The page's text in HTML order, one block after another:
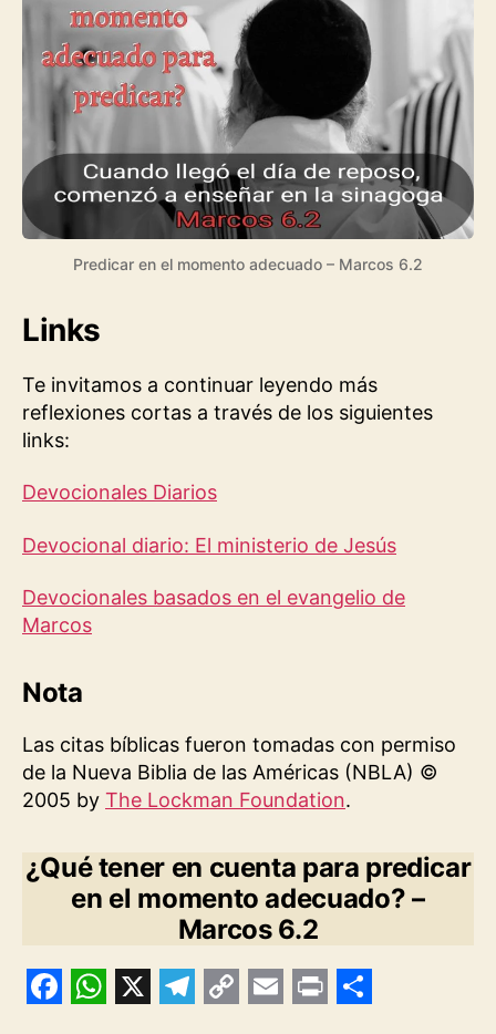
Predicar en el momento adecuado – Marcos 6.2
Links
Te invitamos a continuar leyendo más
reflexiones cortas a través de los siguientes
links:
Devocionales Diarios
Devocional diario: El ministerio de Jesús
Devocionales basados en el evangelio de
Marcos
Nota
Las citas bíblicas fueron tomadas con permiso
de la Nueva Biblia de las Américas (NBLA) ©
2005 by The Lockman Foundation.
¿Qué tener en cuenta para predicar
en el momento adecuado? –
Marcos 6.2